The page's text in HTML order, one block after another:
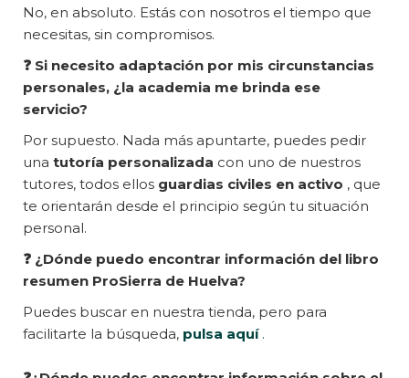
No, en absoluto. Estás con nosotros el tiempo que
necesitas, sin compromisos.
❓ Si necesito adaptación por mis circunstancias
personales, ¿la academia me brinda ese
servicio?
Por supuesto. Nada más apuntarte, puedes pedir
una tutoría personalizada con uno de nuestros
tutores, todos ellos guardias civiles en activo , que
te orientarán desde el principio según tu situación
personal.
❓ ¿Dónde puedo encontrar información del libro
resumen ProSierra de Huelva?
Puedes buscar en nuestra tienda, pero para
facilitarte la búsqueda, pulsa aquí.